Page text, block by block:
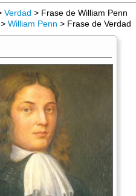
Verdad > Frase de William Penn
> William Penn > Frase de Verdad